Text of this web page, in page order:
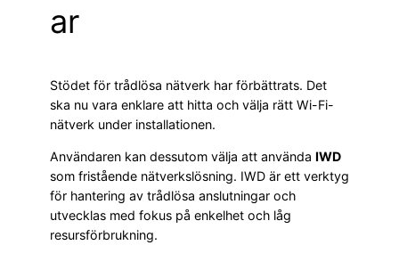
ar
Stödet för trådlösa nätverk har förbättrats. Det
ska nu vara enklare att hitta och välja rätt Wi-Fi-
nätverk under installationen.
Användaren kan dessutom välja att använda IWD
som fristående nätverkslösning. IWD är ett verktyg
för hantering av trådlösa anslutningar och
utvecklas med fokus på enkelhet och låg
resursförbrukning.